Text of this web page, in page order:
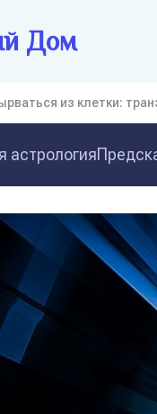
Дом
из клетки:
астрология